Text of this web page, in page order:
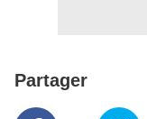
Partager